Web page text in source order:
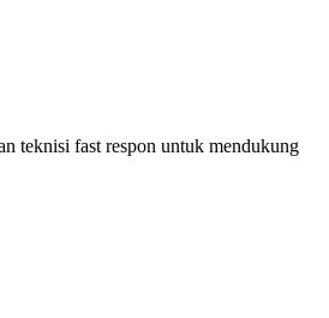
teknisi fast respon untuk mendukung